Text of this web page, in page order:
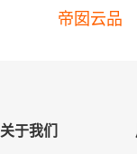
帝囡云品
关于我们